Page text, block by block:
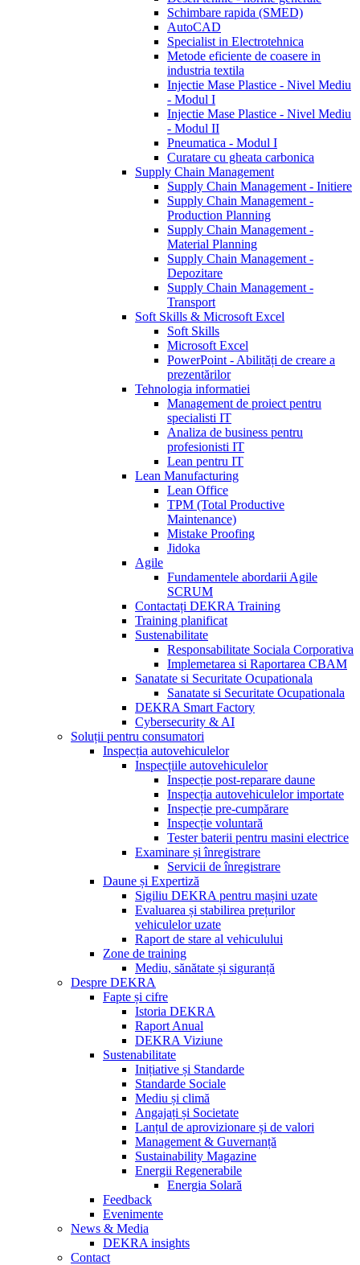
Schimbare rapida (SMED)
AutoCAD
Specialist in Electrotehnica
Metode eficiente de coasere in
industria textila
Injectie Mase Plastice - Nivel Mediu
- Modul I
Injectie Mase Plastice - Nivel Mediu
- Modul II
Pneumatica - Modul I
Curatare cu gheata carbonica
Supply Chain Management
Supply Chain Management - Initiere
Supply Chain Management -
Production Planning
Supply Chain Management -
Material Planning
Supply Chain Management -
Depozitare
Supply Chain Management -
Transport
Soft Skills & Microsoft Excel
Soft Skills
Microsoft Excel
PowerPoint - Abilități de creare a
prezentărilor
Tehnologia informatiei
Management de proiect pentru
specialisti IT
Analiza de business pentru
profesionisti IT
Lean pentru IT
Lean Manufacturing
Lean Office
TPM (Total Productive
Maintenance)
Mistake Proofing
Jidoka
Agile
Fundamentele abordarii Agile
SCRUM
Contactați DEKRA Training
Training planificat
Sustenabilitate
Responsabilitate Sociala Corporativa
Implemetarea si Raportarea CBAM
Sanatate si Securitate Ocupationala
Sanatate si Securitate Ocupationala
DEKRA Smart Factory
Cybersecurity & AI
Soluții pentru consumatori
Inspecția autovehiculelor
Inspecțiile autovehiculelor
Inspecție post-reparare daune
Inspecția autovehiculelor importate
Inspecție pre-cumpărare
Inspecție voluntară
Tester baterii pentru masini electrice
Examinare și înregistrare
Servicii de înregistrare
Daune și Expertiză
Sigiliu DEKRA pentru mașini uzate
Evaluarea și stabilirea prețurilor
vehiculelor uzate
Raport de stare al vehiculului
Zone de training
Mediu, sănătate și siguranță
Despre DEKRA
Fapte și cifre
Istoria DEKRA
Raport Anual
DEKRA Viziune
Sustenabilitate
Inițiative și Standarde
Standarde Sociale
Mediu și climă
Angajați și Societate
Lanțul de aprovizionare și de valori
Management & Guvernanță
Sustainability Magazine
Energii Regenerabile
Energia Solară
Feedback
Evenimente
News & Media
DEKRA insights
Contact